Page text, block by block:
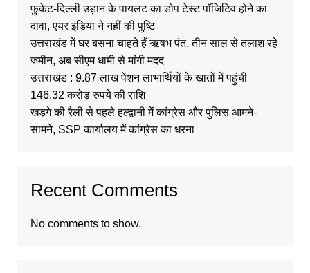
फुकेट-दिल्ली उड़ान के पायलट का डोप टेस्ट पॉजिटिव होने का
दावा, एयर इंडिया ने नहीं की पुष्टि
उत्तराखंड में घर बसना चाहते हैं ऋषभ पंत, तीन साल से तलाश रहे
जमीन, अब सीएम धामी से मांगी मदद
उत्तराखंड : 9.87 लाख पेंशन लाभार्थियों के खातों में पहुंची
146.32 करोड़ रुपये की राशि
खड़गे की रैली से पहले हल्द्वानी में कांग्रेस और पुलिस आमने-
सामने, SSP कार्यालय में कांग्रेस का धरना
Recent Comments
No comments to show.